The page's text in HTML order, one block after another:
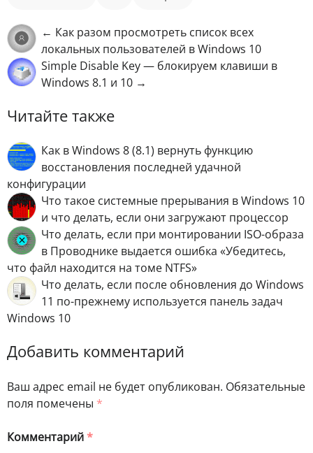
← Как разом просмотреть список всех
локальных пользователей в Windows 10
Simple Disable Key — блокируем клавиши в
Windows 8.1 и 10 →
Читайте также
Как в Windows 8 (8.1) вернуть функцию
восстановления последней удачной
конфигурации
Что такое системные прерывания в Windows 10
и что делать, если они загружают процессор
Что делать, если при монтировании ISO-образа
в Проводнике выдается ошибка «Убедитесь,
что файл находится на томе NTFS»
Что делать, если после обновления до Windows
11 по-прежнему используется панель задач
Windows 10
Добавить комментарий
Ваш адрес email не будет опубликован. Обязательные
поля помечены *
Комментарий*